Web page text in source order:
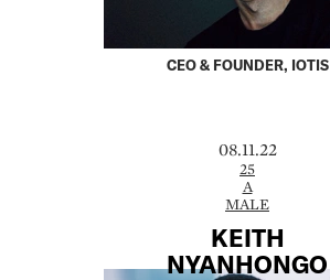
CEO & FOUNDER, IOTIS
08.11.22
25
A
MALE
KEITH
NYANHONGO